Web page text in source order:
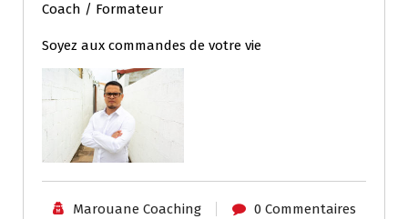
Coach / Formateur
Soyez aux commandes de votre vie
Marouane Coaching 0 Commentaires